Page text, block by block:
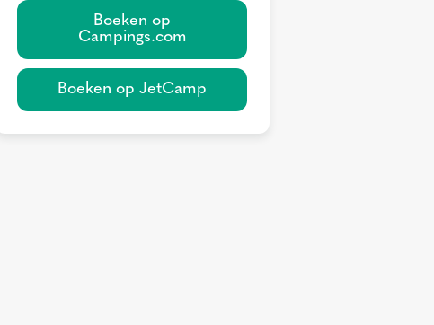
Boeken op
Campings.com
Boeken op JetCamp